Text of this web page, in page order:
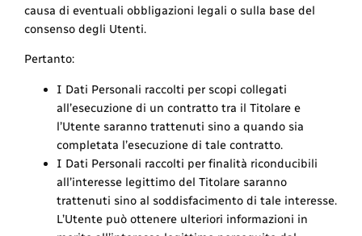
causa di eventuali obbligazioni legali o sulla base del
consenso degli Utenti.
Pertanto:
I Dati Personali raccolti per scopi collegati
all’esecuzione di un contratto tra il Titolare e
l’Utente saranno trattenuti sino a quando sia
completata l’esecuzione di tale contratto.
I Dati Personali raccolti per finalità riconducibili
all’interesse legittimo del Titolare saranno
trattenuti sino al soddisfacimento di tale interesse.
L’Utente può ottenere ulteriori informazioni in